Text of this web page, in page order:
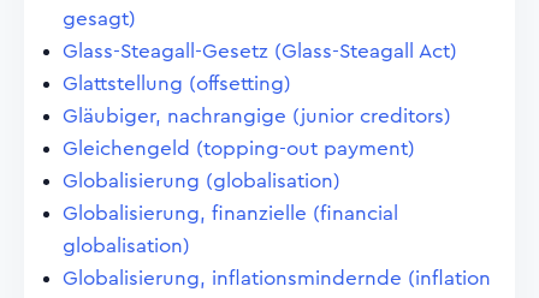
gesagt)
Glass-Steagall-Gesetz (Glass-Steagall Act)
Glattstellung (offsetting)
Gläubiger, nachrangige (junior creditors)
Gleichengeld (topping-out payment)
Globalisierung (globalisation)
Globalisierung, finanzielle (financial
globalisation)
Globalisierung, inflationsmindernde (inflation